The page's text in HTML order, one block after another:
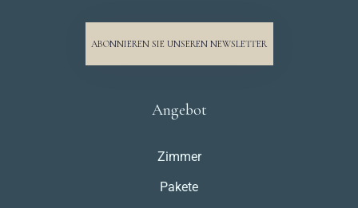
ABONNIEREN SIE UNSEREN NEWSLETTER
Angebot
Zimmer
Pakete